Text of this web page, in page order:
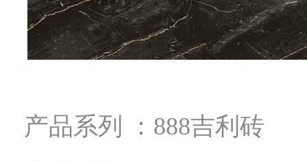
产品系列 ：888吉利砖